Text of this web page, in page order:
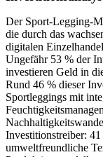
Der Sport-Legging-
die durch das
digitalen
Ungefähr 53 % der
investieren Geld in
Rund 46 % dieser
Sportleggings mit
Investitionstreiber:
umweltfreundliche